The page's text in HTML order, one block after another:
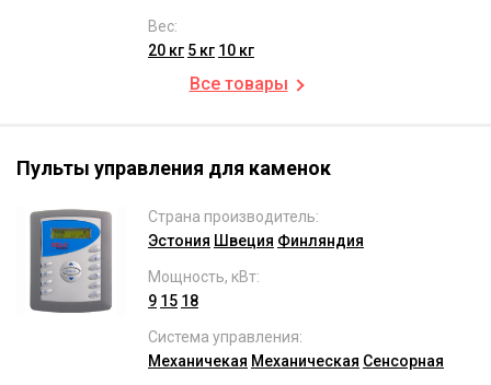
Вес:
20 кг 5 кг 10 кг
Все товары
Пульты управления для каменок
Страна производитель:
Эстония Швеция Финляндия
Мощность, кВт:
9 15 18
Система управления:
Механичекая Механическая Сенсорная